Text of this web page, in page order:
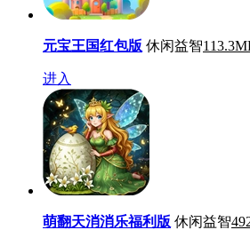
元宝王国红包版 休闲益智
进入
萌翻天消消乐福利版 休闲益智